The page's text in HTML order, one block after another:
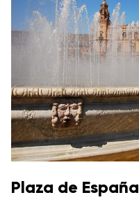
Plaza de España